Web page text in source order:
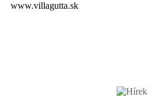
www.villagutta.sk